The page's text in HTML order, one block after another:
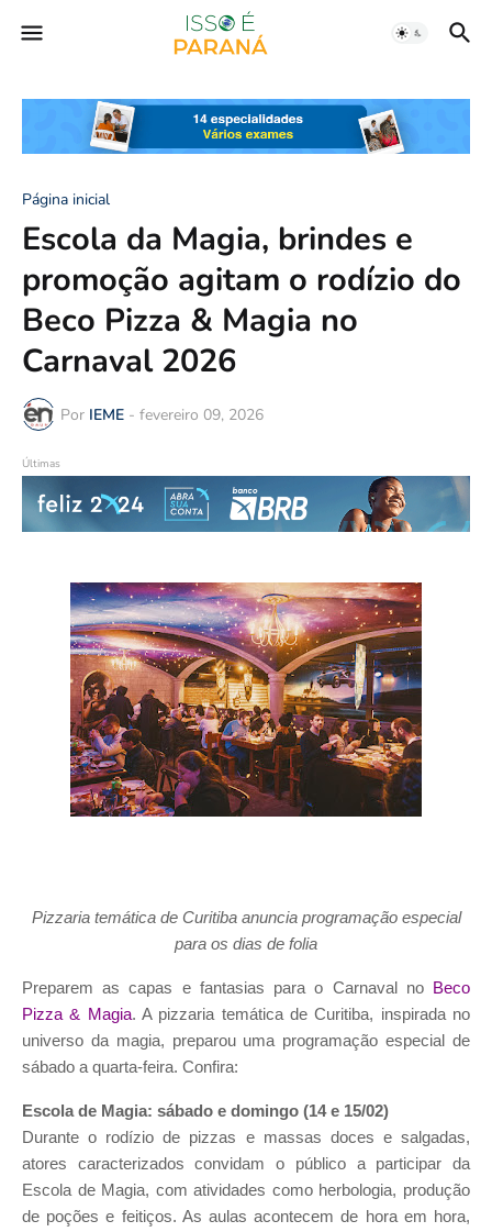
Página inicial
Escola da Magia, brindes e
promoção agitam o rodízio do
Beco Pizza & Magia no
Carnaval 2026
Por IEME - fevereiro 09, 2026
Últimas
Pizzaria temática de Curitiba anuncia programação especial
para os dias de folia
Preparem as capas e fantasias para o Carnaval no
Beco
Pizza & Magia. A pizzaria temática de Curitiba, inspirada no
universo da magia, preparou uma programação especial de
sábado a quarta-feira. Confira:
Escola de Magia: sábado e domingo (14 e 15/02)
Durante o rodízio de pizzas e massas doces e salgadas,
atores caracterizados convidam o público a participar da
Escola de Magia, com atividades como herbologia, produção
de poções e feitiços. As aulas acontecem de hora em hora,